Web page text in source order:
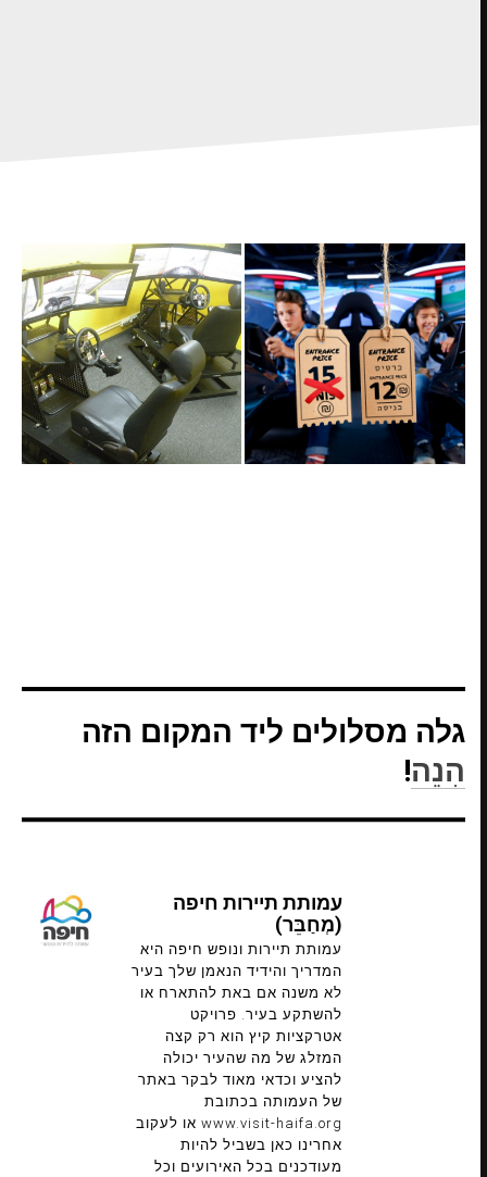
גלה מסלולים ליד המקום הזה
הִנֵה!
עמותת תיירות חיפה
(מְחַבֵּר)
עמותת תיירות ונופש חיפה היא
המדריך והידיד הנאמן שלך בעיר
לא משנה אם באת להתארח או
להשתקע בעיר. פרויקט
אטרקציות קיץ הוא רק קצה
המזלג של מה שהעיר יכולה
להציע וכדאי מאוד לבקר באתר
של העמותה בכתובת
www.visit-haifa.org או לעקוב
אחרינו כאן בשביל להיות
מעודכנים בכל האירועים וכל